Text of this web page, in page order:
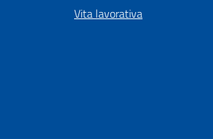
Vita lavorativa